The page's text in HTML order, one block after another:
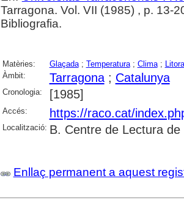
Tarragona. Vol. VII (1985) , p. 13-
Bibliografia.
Matèries: Glaçada; Temperatura; Clima;
Àmbit:
Tarragona; Catalunya
Cronologia: [1985]
Accés: https://raco.cat/
Localització: B. Centre de Lectura
Enllaç permanent a aquest